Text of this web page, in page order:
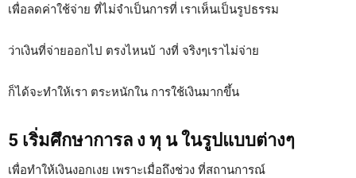
เพื่อลดค่าใช้จ่าย ที่ไม่จำเป็นการที่ เราเห็นเป็นรูปธรรม
ว่าเงินที่จ่ายออกไป ตรงไหนบ้ างที่ จริงๆเราไม่จ่าย
ก็ได้จะทำให้เรา ตระหนักใน การใช้เงินมากขึ้น
5 เริ่มศึกษาการล ง ทุ น ในรูปแบบต่างๆ
เพื่อทำให้เงินงอกเงย เพราะเมื่อถึงช่วง ที่สถานการณ์